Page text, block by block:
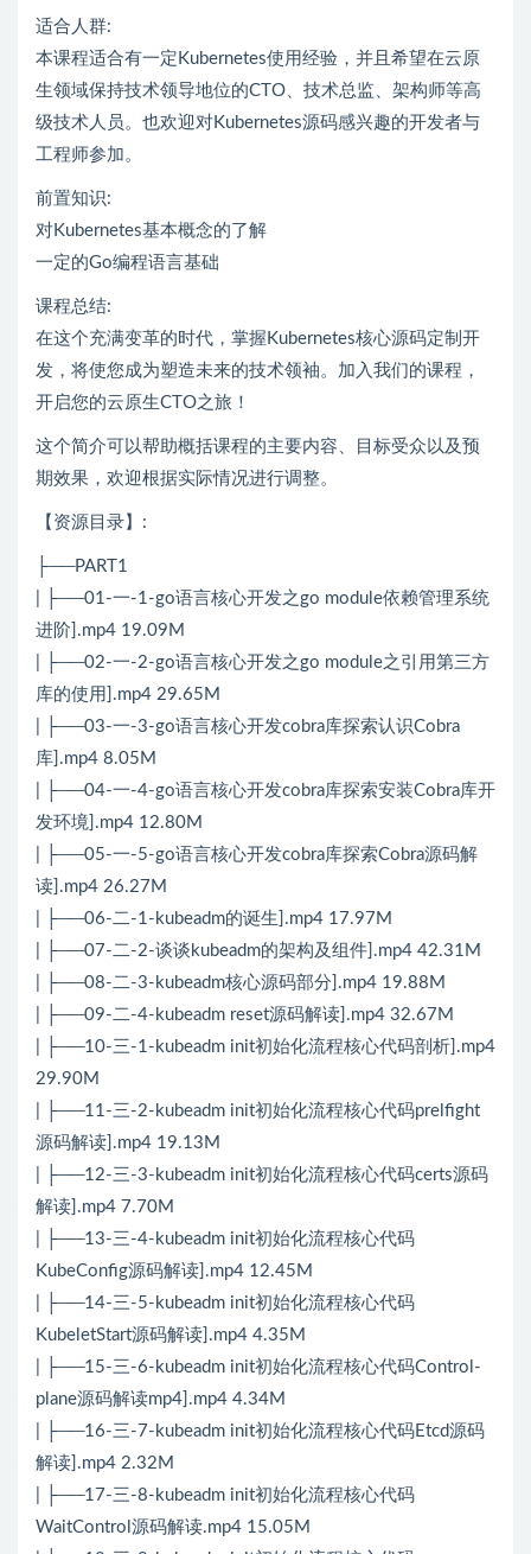
适合人群:
本课程适合有一定Kubernetes使用经验，并且希望在云原
生领域保持技术领导地位的CTO、技术总监、架构师等高
级技术人员。也欢迎对Kubernetes源码感兴趣的开发者与
工程师参加。
前置知识:
对Kubernetes基本概念的了解
一定的Go编程语言基础
课程总结:
在这个充满变革的时代，掌握Kubernetes核心源码定制开
发，将使您成为塑造未来的技术领袖。加入我们的课程，
开启您的云原生CTO之旅！
这个简介可以帮助概括课程的主要内容、目标受众以及预
期效果，欢迎根据实际情况进行调整。
【资源目录】:
├──PART1
| ├──01-一-1-go语言核心开发之go module依赖管理系统
进阶].mp4 19.09M
| ├──02-一-2-go语言核心开发之go module之引用第三方
库的使用].mp4 29.65M
| ├──03-一-3-go语言核心开发cobra库探索认识Cobra
库].mp4 8.05M
| ├──04-一-4-go语言核心开发cobra库探索安装Cobra库开
发环境].mp4 12.80M
| ├──05-一-5-go语言核心开发cobra库探索Cobra源码解
读].mp4 26.27M
| ├──06-二-1-kubeadm的诞生].mp4 17.97M
| ├──07-二-2-谈谈kubeadm的架构及组件].mp4 42.31M
| ├──08-二-3-kubeadm核心源码部分].mp4 19.88M
| ├──09-二-4-kubeadm reset源码解读].mp4 32.67M
| ├──10-三-1-kubeadm init初始化流程核心代码剖析].mp4
29.90M
| ├──11-三-2-kubeadm init初始化流程核心代码prelfight
源码解读].mp4 19.13M
| ├──12-三-3-kubeadm init初始化流程核心代码certs源码
解读].mp4 7.70M
| ├──13-三-4-kubeadm init初始化流程核心代码
KubeConfig源码解读].mp4 12.45M
| ├──14-三-5-kubeadm init初始化流程核心代码
KubeletStart源码解读].mp4 4.35M
| ├──15-三-6-kubeadm init初始化流程核心代码Control-
plane源码解读mp4].mp4 4.34M
| ├──16-三-7-kubeadm init初始化流程核心代码Etcd源码
解读].mp4 2.32M
| ├──17-三-8-kubeadm init初始化流程核心代码
WaitControl源码解读.mp4 15.05M